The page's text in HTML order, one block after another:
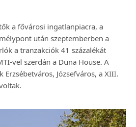
a fővárosi ingatlanpiacra, a
után szeptemberben a
a tranzakciók 41 százalékát
vel szerdán a Duna House. A
Józsefváros, a XIII.